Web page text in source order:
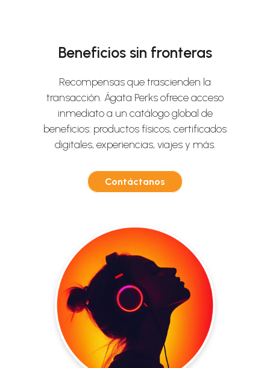
Beneficios sin fronteras
Recompensas que trascienden la
transacción. Ágata Perks ofrece acceso
inmediato a un catálogo global de
beneficios: productos físicos, certificados
digitales, experiencias, viajes y más.
Contáctanos